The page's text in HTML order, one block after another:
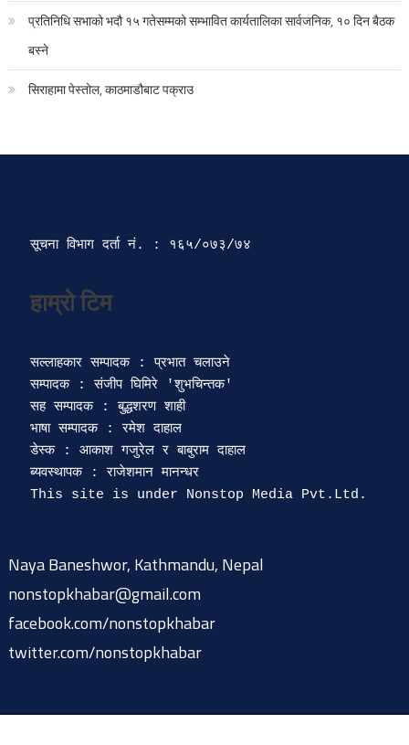
प्रतिनिधि सभाको भदौ १५ गतेसम्मको सम्भावित कार्यतालिका सार्वजनिक, १० दिन बैठक
बस्ने
सिराहामा पेस्तोल, काठमाडौबाट पक्राउ
सूचना विभाग दर्ता‍ नं. : १६५/०७३/७४
हाम्रो टिम
सल्लाहकार सम्पादक : प्रभात चलाउने
सम्पादक : संजीप घिमिरे 'शुभचिन्तक'
सह सम्पादक : बुद्धशरण शाही
भाषा सम्पादक : रमेश दाहाल
डेस्क : आकाश गजुरेल र बाबुराम दाहाल
ब्यवस्थापक : राजेशमान मानन्धर
Naya Baneshwor, Kathmandu, Nepal
nonstopkhabar@gmail.com
facebook.com/nonstopkhabar
twitter.com/nonstopkhabar